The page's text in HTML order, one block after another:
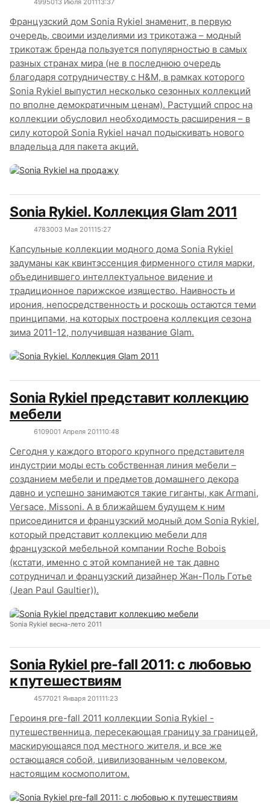
4995013 Июля 201113:37
Французский дом Sonia Rykiel знаменит, в первую
очередь, своими изделиями из трикотажа – модный
трикотаж бренда пользуется популярностью в самых
разных странах мира (не в последнюю очередь
благодаря сотрудничеству с H&M, в рамках которого
Sonia Rykiel выпустил несколько сезонных коллекций
по вполне демократичным ценам). Растущий спрос на
коллекции обусловил необходимость расширения – в
силу которой Sonia Rykiel начал подыскивать нового
владельца для пакета акций.
Sonia Rykiel. Коллекция Glam 2011
4783003 Мая 201115:27
Капсульные коллекции модного дома Sonia Rykiel
задуманы как квинтэссенция фирменного стиля марки,
объединившего интеллектуальное видение и
традиционное парижское изящество. Наивность и
ирония, непосредственность и роскошь остаются теми
принципами, на которых построена коллекция сезона
зима 2011-12, получившая название Glam.
Sonia Rykiel представит коллекцию
мебели
6109001 Апреля 201110:48
Сегодня у каждого второго крупного представителя
индустрии моды есть собственная линия мебели –
созданием мебели и предметов домашнего декора
давно и успешно занимаются такие гиганты, как Armani,
Versace, Missoni. А в ближайшем будущем к ним
присоединится и французский модный дом Sonia Rykiel,
который представит коллекцию мебели для
французской мебельной компании Roche Bobois
(кстати, именно с этой компанией не так давно
сотрудничал и французский дизайнер Жан-Поль Готье
(Jean Paul Gaultier)).
Sonia Rykiel весна-лето 2011
Sonia Rykiel pre-fall 2011: с любовью
к путешествиям
4577021 Января 201111:23
Героиня pre-fall 2011 коллекции Sonia Rykiel -
путешественница, пересекающая границу за границей,
маскирующаяся под местного жителя, и все же
остающаяся собой, цивилизованным человеком,
настоящим космополитом.